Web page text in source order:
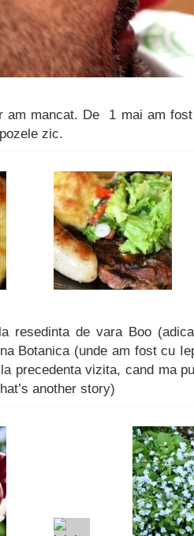
am mancat. De 1 mai am
zic.
resedinta de vara Boo
Botanica (unde am fost cu
precedenta vizita, cand ma
another story)